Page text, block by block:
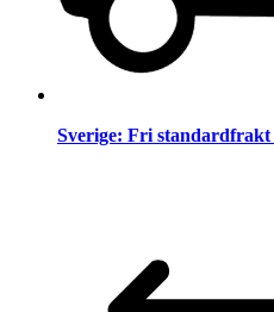
Sverige: Fri standardfrakt